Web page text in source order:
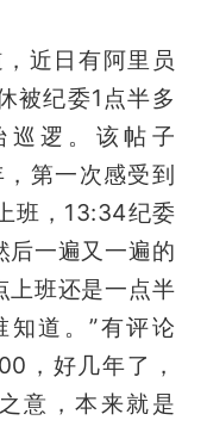
近日有阿里员
被纪委1点半多
巡逻。该帖子
第一次感受到
班，13:34纪委
后一遍又一遍的
上班还是一点半
道。”有评论
，好几年了，
意，本来就是